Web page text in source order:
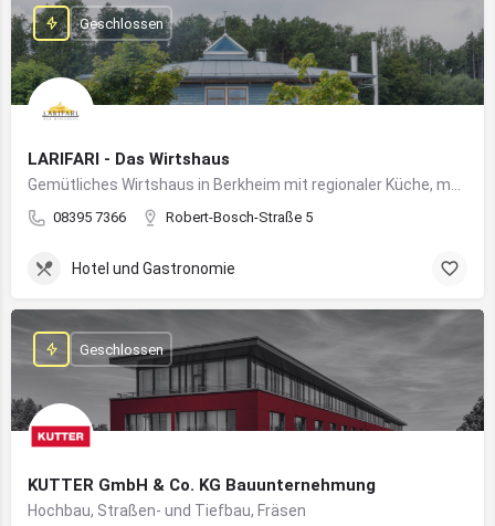
LARIFARI - Das Wirtshaus
08395 7366 Robert-Bosch-Straße 5
Geschlossen
Hotel und Gastronomie
KUTTER GmbH & Co. KG Bauunternehmung
Hochbau, Straßen- und Tiefbau, Fräsen
Geschlossen